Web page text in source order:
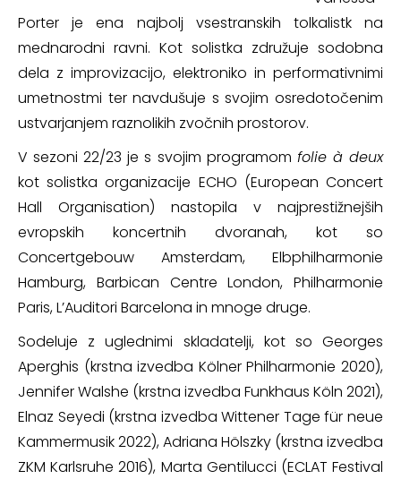
Porter je ena najbolj vsestranskih tolkalistk na
mednarodni ravni. Kot solistka združuje sodobna
dela z improvizacijo, elektroniko in performativnimi
umetnostmi ter navdušuje s svojim osredotočenim
ustvarjanjem raznolikih zvočnih prostorov.
V sezoni 22/23 je s svojim programom folie à deux
kot solistka organizacije ECHO (European Concert
Hall Organisation) nastopila v najprestižnejših
evropskih koncertnih dvoranah, kot so
Concertgebouw Amsterdam, Elbphilharmonie
Hamburg, Barbican Centre London, Philharmonie
Paris, L’Auditori Barcelona in mnoge druge.
Sodeluje z uglednimi skladatelji, kot so Georges
Aperghis (krstna izvedba Kölner Philharmonie 2020),
Jennifer Walshe (krstna izvedba Funkhaus Köln 2021),
Elnaz Seyedi (krstna izvedba Wittener Tage für neue
Kammermusik 2022), Adriana Hölszky (krstna izvedba
ZKM Karlsruhe 2016), Marta Gentilucci (ECLAT Festival